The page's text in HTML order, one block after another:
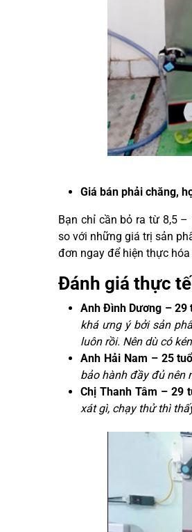
Giá bán phải chăng,
Bạn chỉ cần bỏ ra từ 8,5
so với những giá trị sản
đơn ngay để hiện thực
Đánh giá thực
Anh Đình Dương – 29
khá ưng ý bởi sản
luôn rồi. Nên dù có
Anh Hải Nam – 25
bảo hành đầy đủ nên
Chị Thanh Tâm – 29
xát gì, chạy thử thì